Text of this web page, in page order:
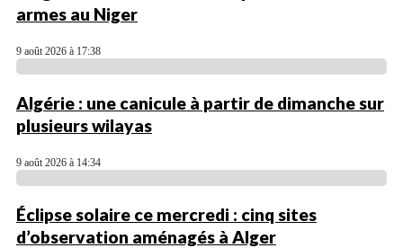
armes au Niger
9 août 2026 à 17:38
Algérie : une canicule à partir de dimanche sur
plusieurs wilayas
9 août 2026 à 14:34
Éclipse solaire ce mercredi : cinq sites
d’observation aménagés à Alger